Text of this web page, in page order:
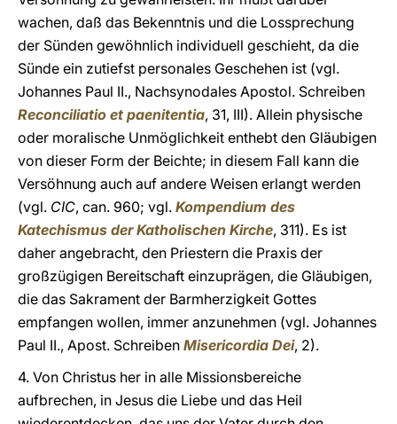
wachen, daß das Bekenntnis und die Lossprechung
der Sünden gewöhnlich individuell geschieht, da die
Sünde ein zutiefst personales Geschehen ist (vgl.
Johannes Paul II., Nachsynodales Apostol. Schreiben
Reconciliatio et paenitentia, 31, III). Allein physische
oder moralische Unmöglichkeit enthebt den Gläubigen
von dieser Form der Beichte; in diesem Fall kann die
Versöhnung auch auf andere Weisen erlangt werden
(vgl. CIC, can. 960; vgl. Kompendium des
Katechismus der Katholischen Kirche, 311). Es ist
daher angebracht, den Priestern die Praxis der
großzügigen Bereitschaft einzuprägen, die Gläubigen,
die das Sakrament der Barmherzigkeit Gottes
empfangen wollen, immer anzunehmen (vgl. Johannes
Paul II., Apost. Schreiben Misericordia Dei, 2).
4. Von Christus her in alle Missionsbereiche
aufbrechen, in Jesus die Liebe und das Heil